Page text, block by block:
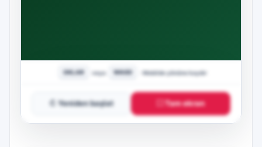
↻ Yeniden başlat ⛶ Tam ekran